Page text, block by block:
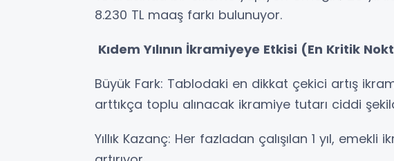
8.230 TL maaş farkı bulunuyor.
Kıdem Yılının İkramiyeye Etkisi (En Kritik
Büyük Fark: Tablodaki en dikkat çekici artış
arttıkça toplu alınacak ikramiye tutarı ciddi
Yıllık Kazanç: Her fazladan çalışılan 1 yıl, emekli